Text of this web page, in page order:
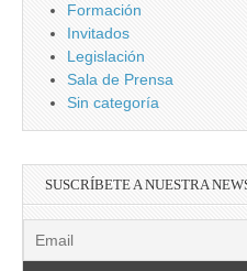
Formación
Invitados
Legislación
Sala de Prensa
Sin categoría
SUSCRÍBETE A NUESTRA